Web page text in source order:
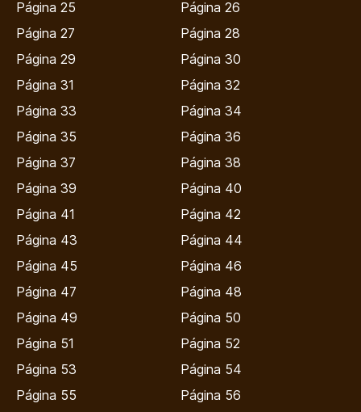
Página 25
Página 26
Página 27
Página 28
Página 29
Página 30
Página 31
Página 32
Página 33
Página 34
Página 35
Página 36
Página 37
Página 38
Página 39
Página 40
Página 41
Página 42
Página 43
Página 44
Página 45
Página 46
Página 47
Página 48
Página 49
Página 50
Página 51
Página 52
Página 53
Página 54
Página 55
Página 56